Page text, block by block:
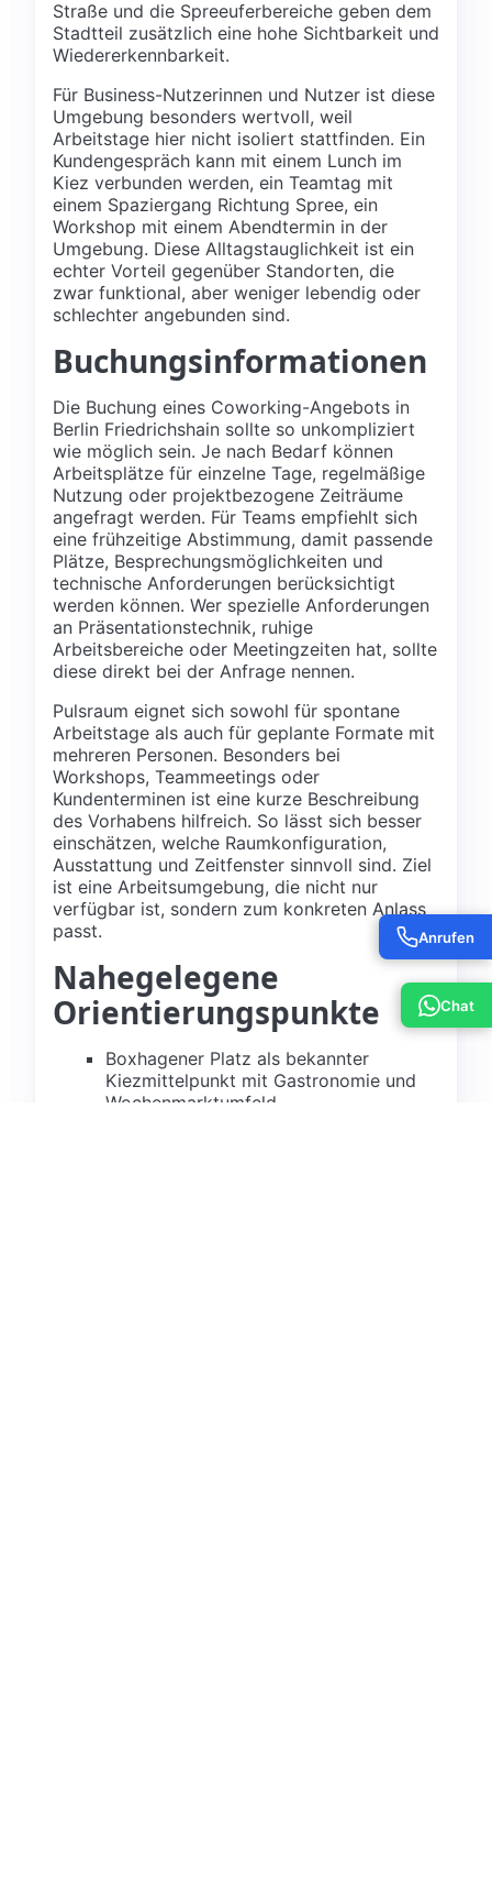
Straße und die Spreeuferbereiche geben dem
Stadtteil zusätzlich eine hohe Sichtbarkeit und
Wiedererkennbarkeit.
Für Business-Nutzerinnen und Nutzer ist diese
Umgebung besonders wertvoll, weil
Arbeitstage hier nicht isoliert stattfinden. Ein
Kundengespräch kann mit einem Lunch im
Kiez verbunden werden, ein Teamtag mit
einem Spaziergang Richtung Spree, ein
Workshop mit einem Abendtermin in der
Umgebung. Diese Alltagstauglichkeit ist ein
echter Vorteil gegenüber Standorten, die
zwar funktional, aber weniger lebendig oder
schlechter angebunden sind.
Buchungsinformationen
Die Buchung eines Coworking-Angebots in
Berlin Friedrichshain sollte so unkompliziert
wie möglich sein. Je nach Bedarf können
Arbeitsplätze für einzelne Tage, regelmäßige
Nutzung oder projektbezogene Zeiträume
angefragt werden. Für Teams empfiehlt sich
eine frühzeitige Abstimmung, damit passende
Plätze, Besprechungsmöglichkeiten und
technische Anforderungen berücksichtigt
werden können. Wer spezielle Anforderungen
an Präsentationstechnik, ruhige
Arbeitsbereiche oder Meetingzeiten hat, sollte
diese direkt bei der Anfrage nennen.
Pulsraum eignet sich sowohl für spontane
Arbeitstage als auch für geplante Formate mit
mehreren Personen. Besonders bei
Workshops, Teammeetings oder
Kundenterminen ist eine kurze Beschreibung
des Vorhabens hilfreich. So lässt sich besser
einschätzen, welche Raumkonfiguration,
Ausstattung und Zeitfenster sinnvoll sind. Ziel
ist eine Arbeitsumgebung, die nicht nur
verfügbar ist, sondern zum konkreten Anlass
passt.
Nahegelegene
Orientierungspunkte
Boxhagener Platz als bekannter
Kiezmittelpunkt mit Gastronomie und
Wochenmarktumfeld
Anrufen
Chat